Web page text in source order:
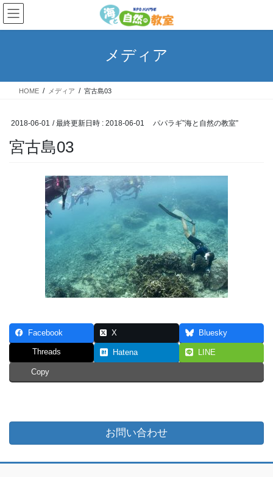
コ
ン
テ
ス
ナ
ビ
ゲ
ン
メディア
HOME メディア 宮古島03
2018-06-01 / 最終更新日時 : 2018-06-01 パパラギ”海と自然の教室”
宮古島03
Facebook X Bluesky
Threads Hatena LINE
Copy
お問い合わせ